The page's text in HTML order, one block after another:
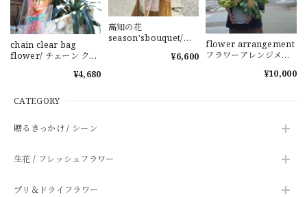
CATEGORY
贈るきっかけ / シーン
生花 / フレッシュフラワー
プリ＆ドライフラワー
chain clear bag
flower/ チェーン クリ
ブーケ お祝い プレゼン
¥4,680
高知の花
season'sbouquet/お
¥6,600
flower arrangement
フラワーアレンジメン
¥10,000